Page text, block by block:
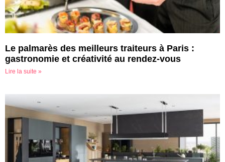
Le palmarès des meilleurs traiteurs à Paris :
gastronomie et créativité au rendez-vous
Lire la suite »